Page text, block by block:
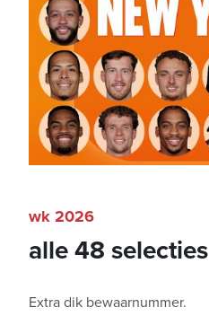
alle 48 selecties
wk 2026
Extra dik bewaarnummer.